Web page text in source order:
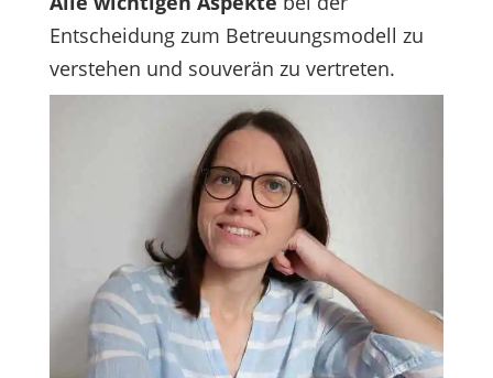
Entscheidung zum Betreuungsmodell zu
verstehen und souverän zu vertreten.